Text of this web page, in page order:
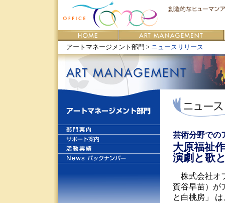
アートマネージメント部門 > ニュースリリース
芸術分野での
大原福祉
演劇と歌
株式会社オ
賀谷早苗）が
と白桃房」